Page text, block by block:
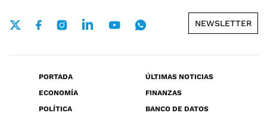
NEWSLETTER
PORTADA
ÚLTIMAS NOTICIAS
ECONOMÍA
FINANZAS
POLÍTICA
BANCO DE DATOS